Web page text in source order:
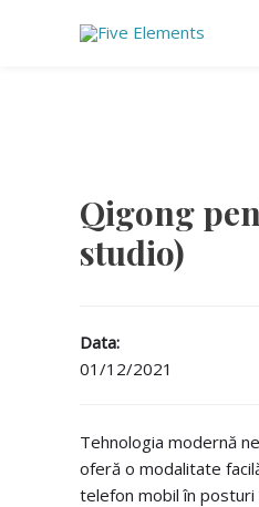
Qigong
studio)
Data:
01/12/2021
Tehnologia modernă
oferă o modalitate
telefon mobil în posturi